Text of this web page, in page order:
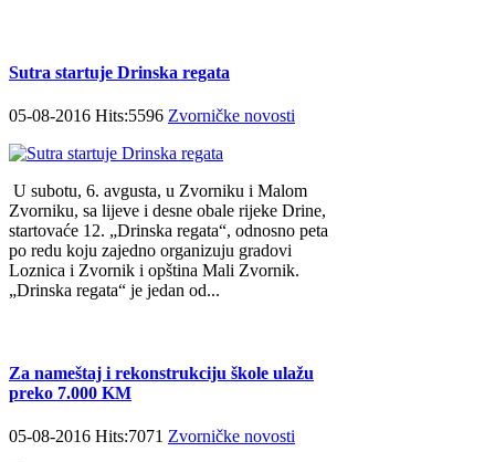
Sutra startuje Drinska regata
05-08-2016 Hits:5596 Zvorničke novosti
U subotu, 6. avgusta, u Zvorniku i Malom
Zvorniku, sa lijeve i desne obale rijeke Drine,
startovaće 12. „Drinska regata“, odnosno peta
po redu koju zajedno organizuju gradovi
Loznica i Zvornik i opština Mali Zvornik.
„Drinska regata“ je jedan od...
Za nameštaj i rekonstrukciju škole ulažu
preko 7.000 KM
05-08-2016 Hits:7071 Zvorničke novosti